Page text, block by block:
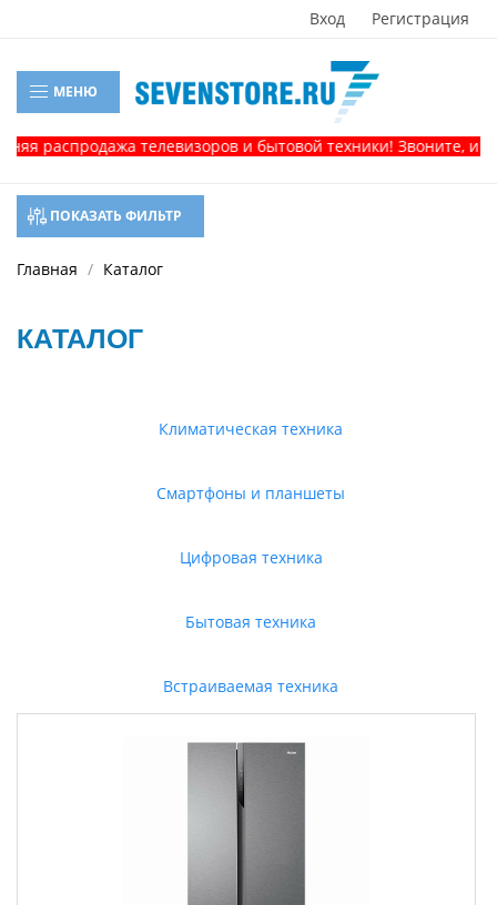
Вход Регистрация
МЕНЮ
телевизоров и бытовой техники! Звоните, и
ПОКАЗАТЬ ФИЛЬТР
Главная Каталог
КАТАЛОГ
Климатическая техника
Смартфоны и планшеты
Цифровая техника
Бытовая техника
Встраиваемая техника